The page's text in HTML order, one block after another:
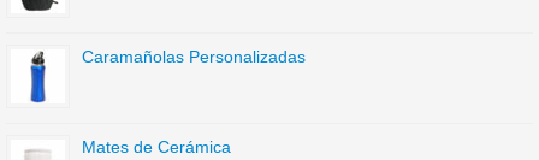
Caramañolas Personalizadas
Mates de Cerámica